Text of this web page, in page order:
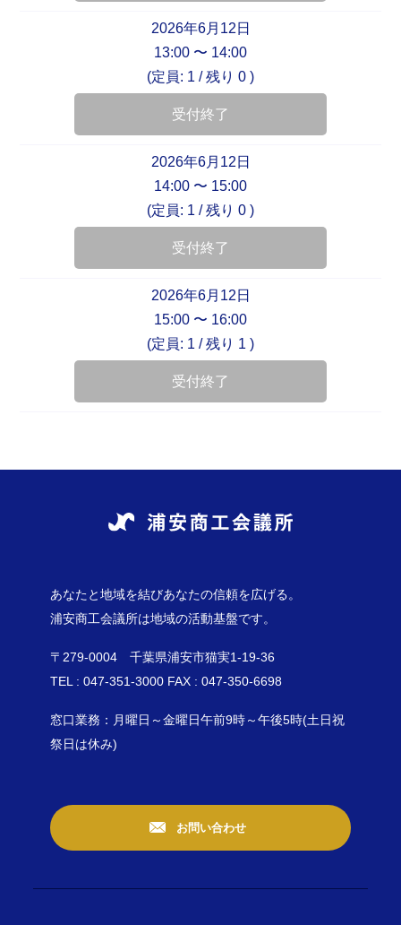
2026年6月12日
13:00 〜 14:00
(定員: 1 /残り 0 )
受付終了
2026年6月12日
14:00 〜 15:00
(定員: 1 /残り 0 )
受付終了
2026年6月12日
15:00 〜 16:00
(定員: 1 /残り 1 )
受付終了
あなたと地域を結びあなたの信頼を広げる。
浦安商工会議所は地域の活動基盤です。
〒279-0004 千葉県浦安市猫実1-19-36
TEL : 047-351-3000 FAX : 047-350-6698
窓口業務：月曜日～金曜日午前9時～午後5時(土日祝
祭日は休み)
お問い合わせ